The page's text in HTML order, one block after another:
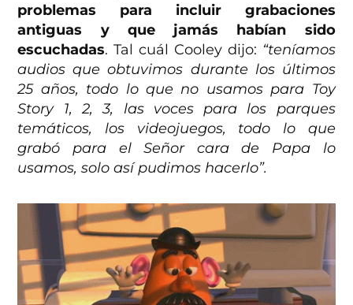
problemas para incluir grabaciones
antiguas y que jamás habían sido
escuchadas. Tal cuál Cooley dijo: “teníamos
audios que obtuvimos durante los últimos
25 años, todo lo que no usamos para Toy
Story 1, 2, 3, las voces para los parques
temáticos, los videojuegos, todo lo que
grabó para el Señor cara de Papa lo
usamos, solo así pudimos hacerlo”.